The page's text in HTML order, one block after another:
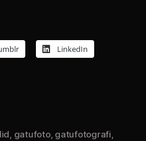
LinkedIn
, gatufoto, gatufotografi,